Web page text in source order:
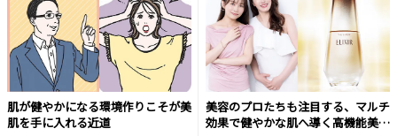
肌が健やかになる環境作りこそが美
肌を手に入れる近道
美容のプロたちも注目する、マルチ
効果で健やかな肌へ導く高機能美容